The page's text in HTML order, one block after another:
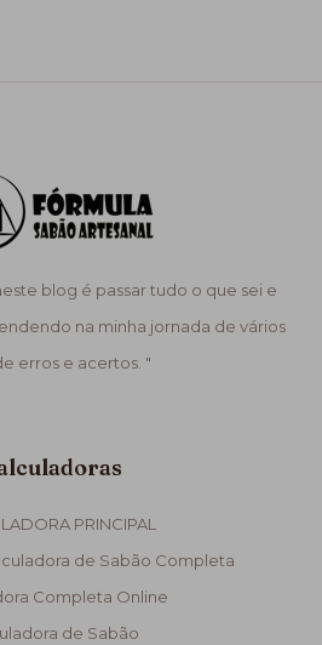
blog é passar tudo o que sei e
na minha jornada de vários
erros e acertos. "
PRINCIPAL
de Sabão Completa
Completa Online
de Sabão